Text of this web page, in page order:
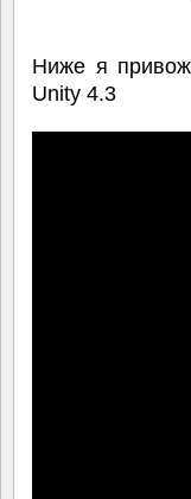
Ниже я
Unity 4.3